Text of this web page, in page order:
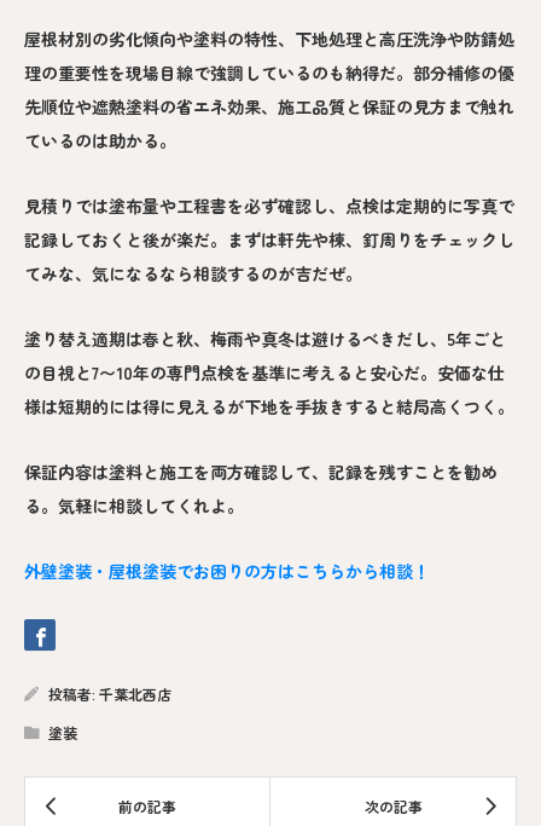
屋根材別の劣化傾向や塗料の特性、下地処理と高圧洗浄や防錆処
理の重要性を現場目線で強調しているのも納得だ。部分補修の優
先順位や遮熱塗料の省エネ効果、施工品質と保証の見方まで触れ
ているのは助かる。
見積りでは塗布量や工程書を必ず確認し、点検は定期的に写真で
記録しておくと後が楽だ。まずは軒先や棟、釘周りをチェックし
てみな、気になるなら相談するのが吉だぜ。
塗り替え適期は春と秋、梅雨や真冬は避けるべきだし、5年ごと
の目視と7〜10年の専門点検を基準に考えると安心だ。安価な仕
様は短期的には得に見えるが下地を手抜きすると結局高くつく。
保証内容は塗料と施工を両方確認して、記録を残すことを勧め
る。気軽に相談してくれよ。
外壁塗装・屋根塗装でお困りの方はこちらから相談！
投稿者: 千葉北西店
塗装